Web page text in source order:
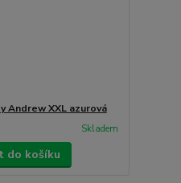
Andrew XXL azurová
Skladem
do košíku